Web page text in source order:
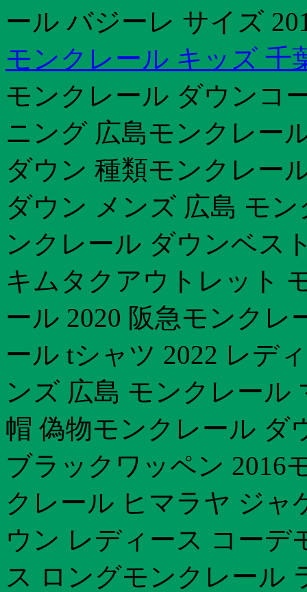
ール バジーレ サイズ
モンクレール キッズ 千
モンクレール ダウンコ
ニング 広島モンクレー
ダウン 種類モンクレー
ダウン メンズ 広島 モ
ンクレール ダウンベス
キムタクアウトレット
ール 2020 阪急モンクレ
ール tシャツ 2022 レデ
ンズ 広島 モンクレール
帽 偽物モンクレール ダ
ブラックワッペン 2016
クレール ヒマラヤ ジャ
ウン レディース コーデ
ス ロングモンクレール